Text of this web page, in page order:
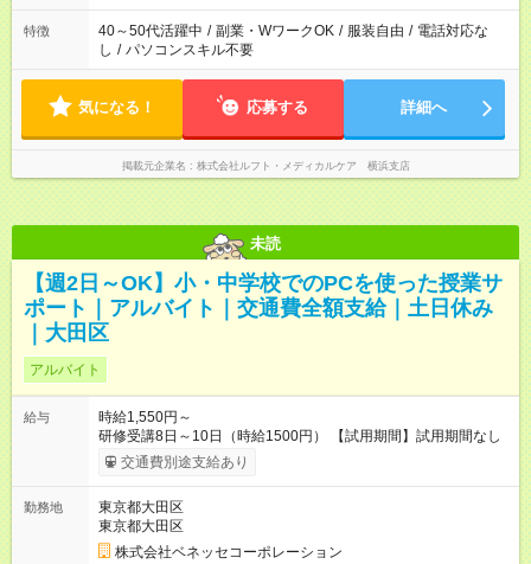
特徴 40～50代活躍中 / 副業・WワークOK / 服装自由 / 電話対応な
し / パソコンスキル不要
気になる！ 応募する 詳細へ
掲載元企業名 株式会社ルフト・メディカルケア 横浜支店
未読
【週2日～OK】小・中学校でのPCを使った授業サ
ポート｜アルバイト｜交通費全額支給｜土日休み
｜大田区
アルバイト
給与
時給1,550円～
研修受講8日～10日（時給1500円） 【試用期間】試用期間なし
交通費別途支給あり
勤務地
東京都大田区
東京都大田区
株式会社ベネッセコーポレーション